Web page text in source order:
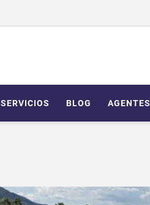
SERVICIOS BLOG AGENTES